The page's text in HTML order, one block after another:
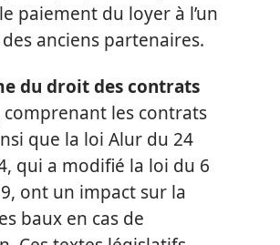
paiement du loyer à l’un
des anciens partenaires.
du droit des contrats
comprenant les contrats
que la loi Alur du 24
qui a modifié la loi du 6
ont un impact sur la
baux en cas de